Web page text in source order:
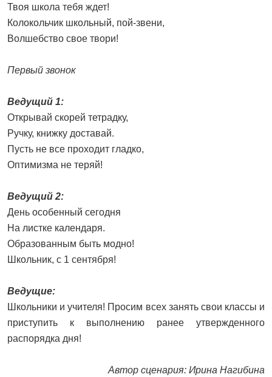
Твоя школа тебя ждет!
Колокольчик школьный, пой-звени,
Волшебство свое твори!
Первый звонок
Ведущий 1:
Открывай скорей тетрадку,
Ручку, книжку доставай.
Пусть не все проходит гладко,
Оптимизма не теряй!
Ведущий 2:
День особенный сегодня
На листке календаря.
Образованным быть модно!
Школьник, с 1 сентября!
Ведущие:
Школьники и учителя! Просим всех занять свои классы и
приступить к выполнению ранее утвержденного
распорядка дня!
Автор сценария: Ирина Нагибина